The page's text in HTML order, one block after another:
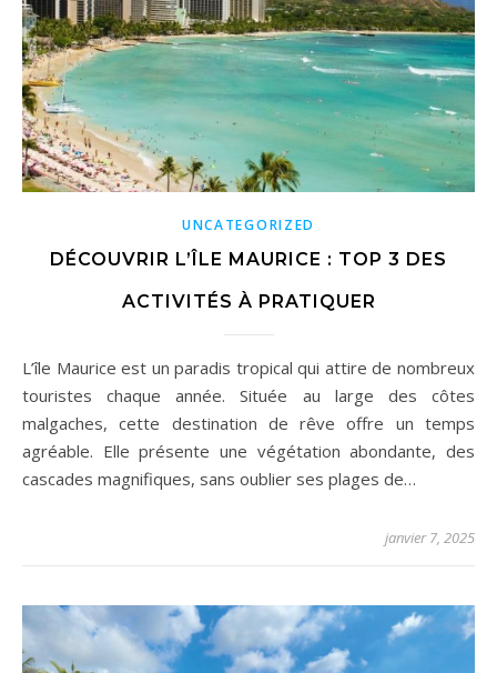
UNCATEGORIZED
DÉCOUVRIR L’ÎLE MAURICE : TOP 3 DES
ACTIVITÉS À PRATIQUER
L’île Maurice est un paradis tropical qui attire de nombreux
touristes chaque année. Située au large des côtes
malgaches, cette destination de rêve offre un temps
agréable. Elle présente une végétation abondante, des
cascades magnifiques, sans oublier ses plages de…
janvier 7, 2025